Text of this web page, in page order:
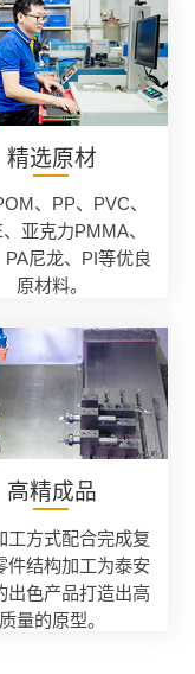
精选原材
、PP、PVC、
亚克力PMMA、
PA尼龙、PI等优良
原材料。
高精成品
工方式配合完成复
件结构加工为泰安
出色产品打造出高
质量的原型。